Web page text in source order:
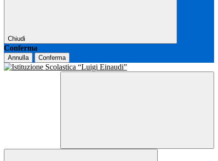
Chiudi
Conferma
Annulla Conferma